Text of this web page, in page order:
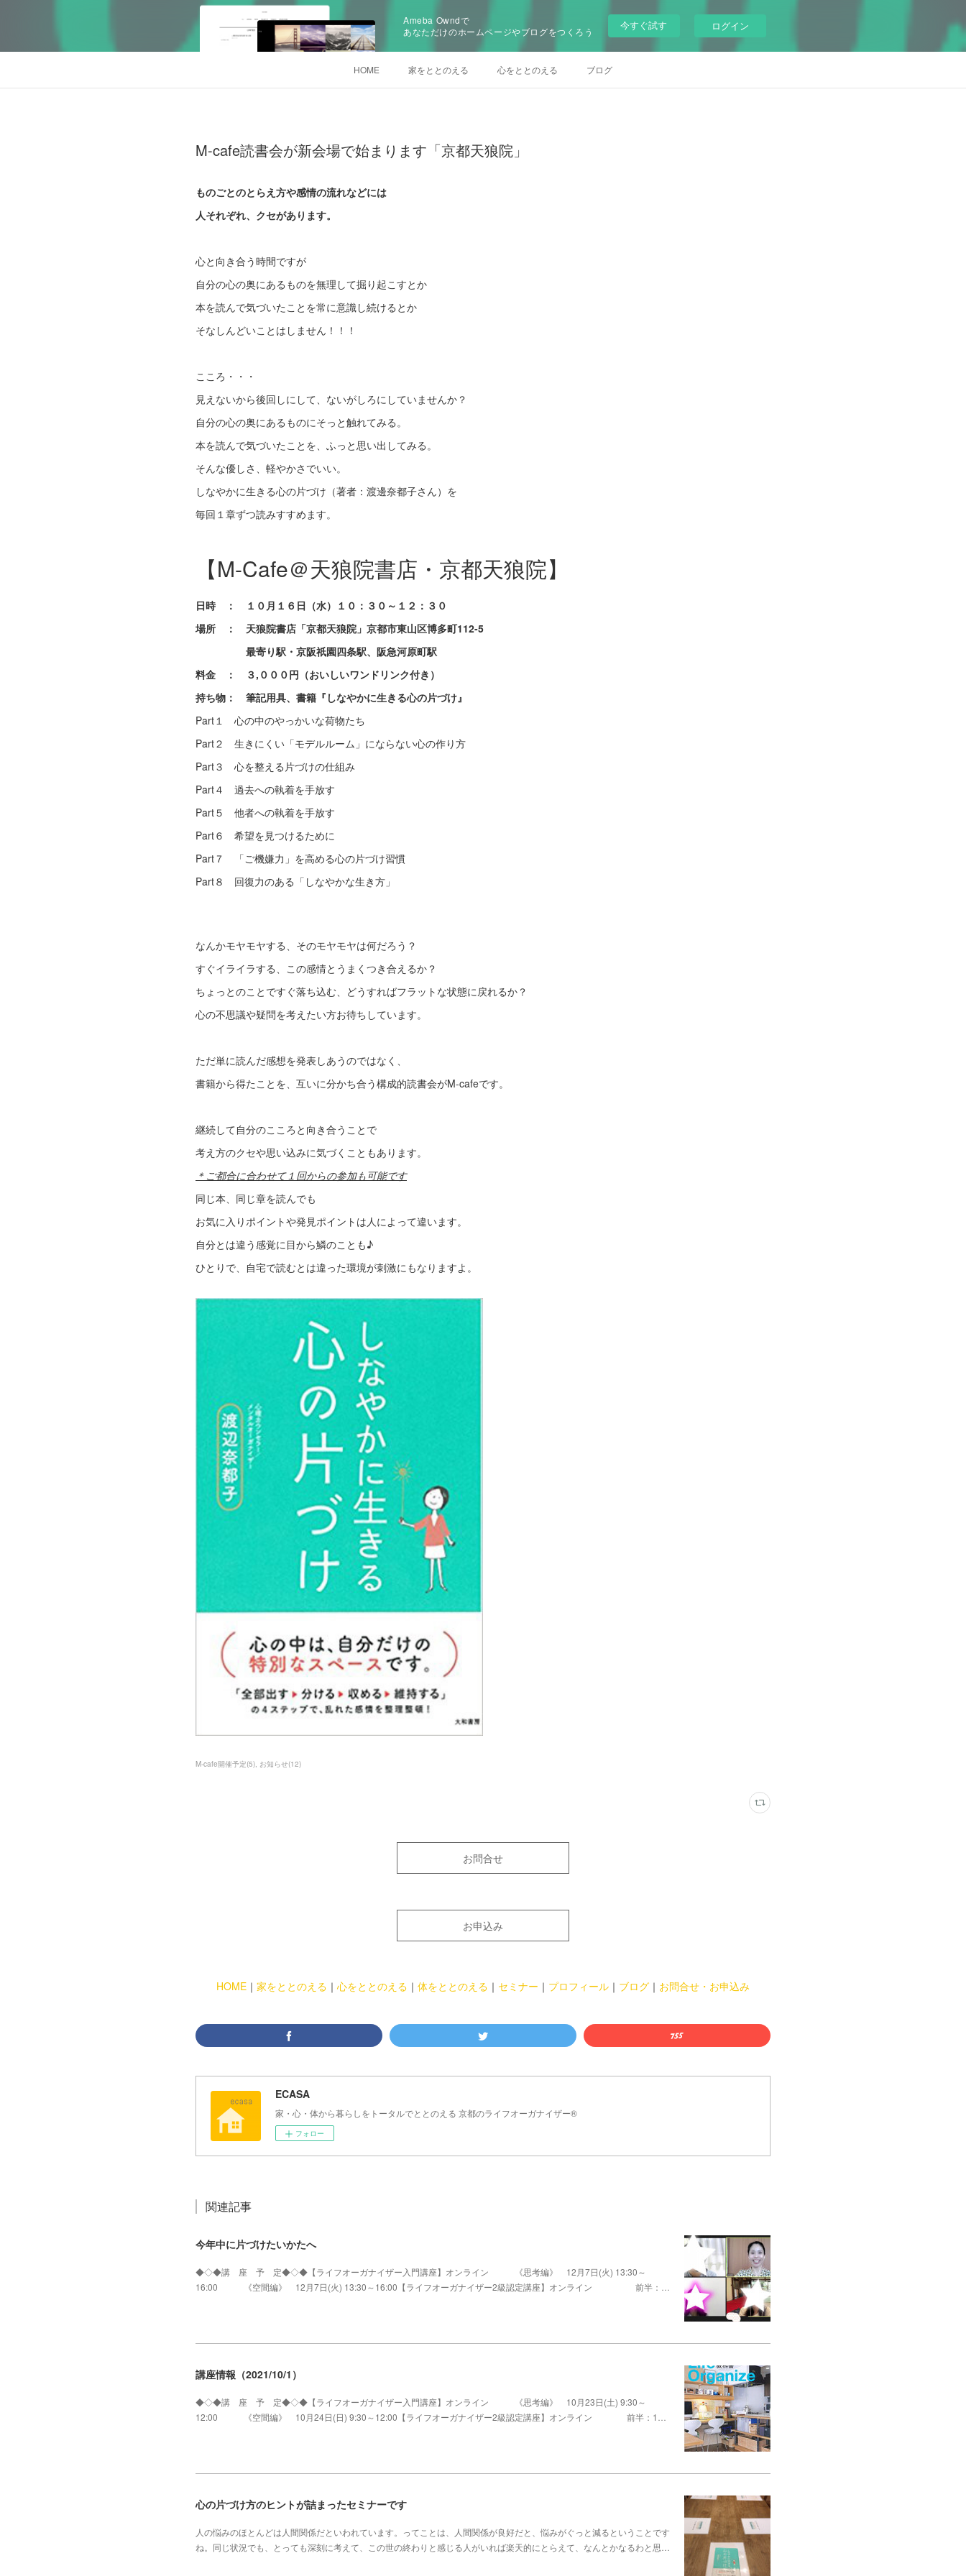
Ameba Owndで
あなただけのホームページやブログをつくろう
今すぐ試す ログイン
HOME 家をととのえる 心をととのえる ブログ
M-cafe読書会が新会場で始まります「京都天狼院」
ものごとのとらえ方や感情の流れなどには
人それぞれ、クセがあります。
心と向き合う時間ですが
自分の心の奥にあるものを無理して掘り起こすとか
本を読んで気づいたことを常に意識し続けるとか
そなしんどいことはしません！！！
こころ・・・
見えないから後回しにして、ないがしろにしていませんか？
自分の心の奥にあるものにそっと触れてみる。
本を読んで気づいたことを、ふっと思い出してみる。
そんな優しさ、軽やかさでいい。
しなやかに生きる心の片づけ（著者：渡邊奈都子さん）を
毎回１章ずつ読みすすめます。
【M-Cafe＠天狼院書店・京都天狼院】
日時 ： １０月１６日（水）１０：３０～１２：３０
場所 ： 天狼院書店「京都天狼院」京都市東山区博多町112-5
最寄り駅・京阪祇園四条駅、阪急河原町駅
料金 ： ３,０００円（おいしいワンドリンク付き）
持ち物： 筆記用具、書籍『しなやかに生きる心の片づけ』
Part１ 心の中のやっかいな荷物たち
Part２ 生きにくい「モデルルーム」にならない心の作り方
Part３ 心を整える片づけの仕組み
Part４ 過去への執着を手放す
Part５ 他者への執着を手放す
Part６ 希望を見つけるために
Part７ 「ご機嫌力」を高める心の片づけ習慣
Part８ 回復力のある「しなやかな生き方」
なんかモヤモヤする、そのモヤモヤは何だろう？
すぐイライラする、この感情とうまくつき合えるか？
ちょっとのことですぐ落ち込む、どうすればフラットな状態に戻れるか？
心の不思議や疑問を考えたい方お待ちしています。
ただ単に読んだ感想を発表しあうのではなく、
書籍から得たことを、互いに分かち合う構成的読書会がM-cafeです。
継続して自分のこころと向き合うことで
考え方のクセや思い込みに気づくこともあります。
＊ご都合に合わせて１回からの参加も可能です
同じ本、同じ章を読んでも
お気に入りポイントや発見ポイントは人によって違います。
自分とは違う感覚に目から鱗のことも♪
ひとりで、自宅で読むとは違った環境が刺激にもなりますよ。
M-cafe開催予定(5) お知らせ(12)
お問合せ
お申込み
HOME ｜ 家をととのえる ｜ 心をととのえる ｜ 体をととのえる ｜ セミナー ｜ プロフィール ｜ ブログ ｜ お問合せ・お申込み
ECASA
家・心・体から暮らしをトータルでととのえる 京都のライフオーガナイザー®
フォロー
関連記事
今年中に片づけたいかたへ
◆◇◆講 座 予 定◆◇◆【ライフオーガナイザー入門講座】オンライン 《思考編》 12月7日(火) 13:30～
16:00 《空間編》 12月7日(火) 13:30～16:00【ライフオーガナイザー2級認定講座】オンライン 前半：…
講座情報（2021/10/1）
◆◇◆講 座 予 定◆◇◆【ライフオーガナイザー入門講座】オンライン 《思考編》 10月23日(土) 9:30～
12:00 《空間編》 10月24日(日) 9:30～12:00【ライフオーガナイザー2級認定講座】オンライン 前半：1…
心の片づけ方のヒントが詰まったセミナーです
人の悩みのほとんどは人間関係だといわれています。ってことは、人間関係が良好だと、悩みがぐっと減るということです
ね。同じ状況でも、とっても深刻に考えて、この世の終わりと感じる人がいれば楽天的にとらえて、なんとかなるわと思…